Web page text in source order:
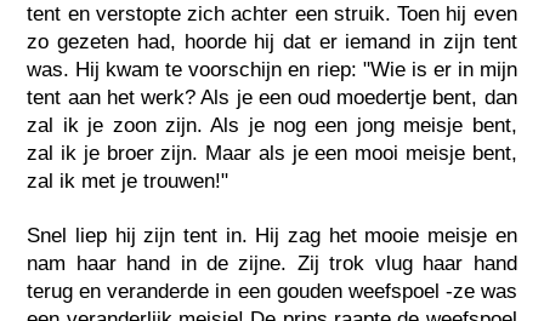
tent en verstopte zich achter een struik. Toen hij even
zo gezeten had, hoorde hij dat er iemand in zijn tent
was. Hij kwam te voorschijn en riep: "Wie is er in mijn
tent aan het werk? Als je een oud moedertje bent, dan
zal ik je zoon zijn. Als je nog een jong meisje bent,
zal ik je broer zijn. Maar als je een mooi meisje bent,
zal ik met je trouwen!"
Snel liep hij zijn tent in. Hij zag het mooie meisje en
nam haar hand in de zijne. Zij trok vlug haar hand
terug en veranderde in een gouden weefspoel -ze was